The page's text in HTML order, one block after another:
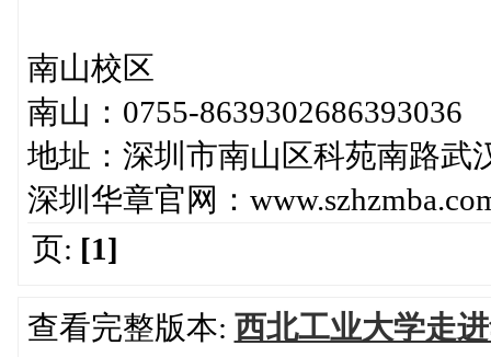
南山校区
南山：0755-8639302686393036
地址：深圳市南山区科苑南路武
深圳华章官网：
页: [1]
查看完整版本: 西北工业大学走